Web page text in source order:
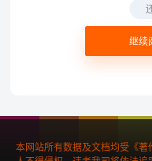
继续
本网站所有数据及文档均受《